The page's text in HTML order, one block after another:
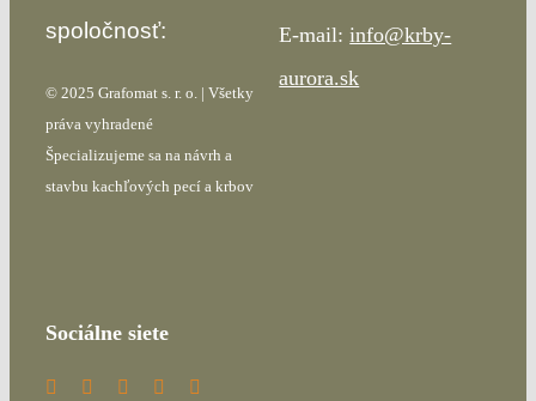
spoločnosť:
© 2025 Grafomat s. r. o. | Všetky
práva vyhradené
Špecializujeme sa na návrh a
stavbu kachľových pecí a krbov
E-mail:info@krby-
aurora.sk
Sociálne siete